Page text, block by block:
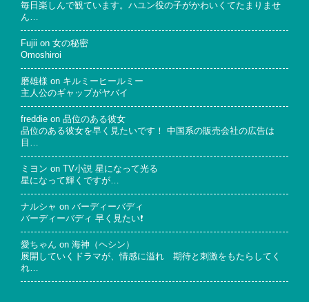
毎日楽しんで観ています。ハユン役の子がかわいくてたまりませ
ん…
Fujii on 女の秘密
Omoshiroi
磨雄様 on キルミーヒールミー
主人公のギャップがヤバイ
freddie on 品位のある彼女
品位のある彼女を早く見たいです！ 中国系の販売会社の広告は
目…
ミヨン on
TV小説 星になって光る
星になって輝くですが…
ナルシャ on バーディーバディ
バーディーバディ 早く見たい❗
愛ちゃん on 海神（ヘシン）
展開していくドラマが、情感に溢れ 期待と刺激をもたらしてく
れ…